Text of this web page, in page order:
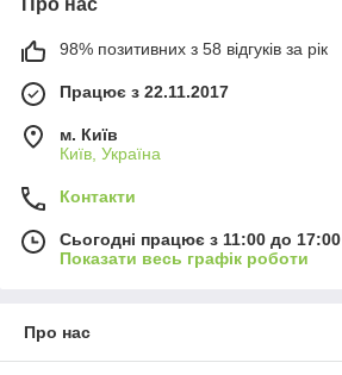
Про нас
98% позитивних з 58 відгуків за рік
Працює з 22.11.2017
м. Київ
Київ, Україна
Контакти
Сьогодні працює з 11:00 до 17:00
Показати весь графік роботи
Про нас